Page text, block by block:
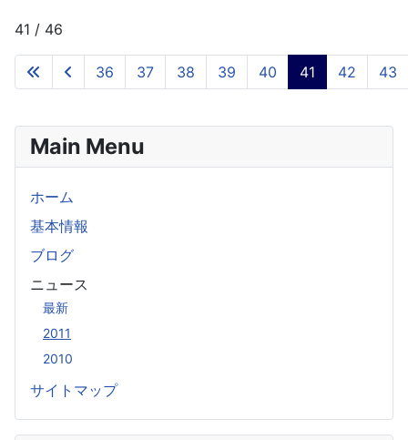
Main Menu
ホーム
基本情報
ブログ
ニュース
最新
2011
2010
サイトマップ
41 / 46
36 37 38 39 40 41 42 43